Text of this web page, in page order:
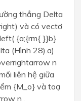
thẳng Delta
và có vectơ
{a;{rm{ }}b}
(Hình 28).a)
n
liên hệ giữa
{M_o} và toạ
n .